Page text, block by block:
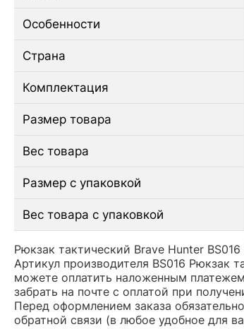
Особенности
Страна
Комплектация
Размер товара
Вес товара
Размер с упаковкой
Вес товара с упаковкой
Рюкзак тактический Brave Hunter
Артикул производителя BS016 Рюкзак
можете оплатить наложенным
забрать на почте с оплатой при
Перед оформлением заказа
обратной связи (в любое удобное для